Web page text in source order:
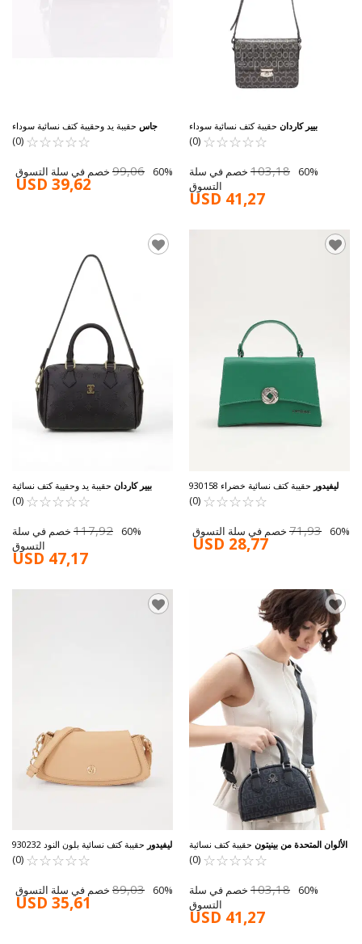
جاس حقيبة يد وحقيبة كتف نسائية سوداء
17375
☆
☆
☆
☆
☆ ★
★
★
★
★
(0)
99,06 60% خصم في سلة التسوق
USD 39,62
بيير كاردان حقيبة كتف نسائية سوداء
05PC25Y10405-PMN
☆
☆
☆
☆
☆ ★
★
★
★
★
(0)
103,18 60% خصم في سلة
التسوق
USD 41,27
بيير كاردان حقيبة يد وحقيبة كتف نسائية
سوداء 05PC24K838-BF
☆
☆
☆
☆
☆ ★
★
★
★
★
(0)
117,92 60% خصم في سلة
التسوق
USD 47,17
ليفيدور حقيبة كتف نسائية خضراء 930158
☆
☆
☆
☆
☆ ★
★
★
★
★
(0)
71,93 60% خصم في سلة التسوق
USD 28,77
ليفيدور حقيبة كتف نسائية بلون النود 930232
☆
☆
☆
☆
☆ ★
★
★
★
★
(0)
89,03 60% خصم في سلة التسوق
USD 35,61
الألوان المتحدة من بينيتون حقيبة كتف نسائية
سوداء BNT-1602 ☆
☆
☆
☆
☆ ★
★
★
★
★
(0)
103,18 60% خصم في سلة
التسوق
USD 41,27